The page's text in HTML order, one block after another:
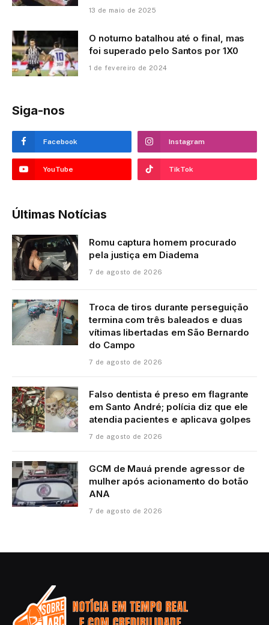
13 de maio de 2025
O noturno batalhou até o final, mas
foi superado pelo Santos por 1X0
1 de fevereiro de 2024
Siga-nos
Facebook Instagram
YouTube TikTok
Últimas Notícias
Romu captura homem procurado
pela justiça em Diadema
7 de agosto de 2026
Troca de tiros durante perseguição
termina com três baleados e duas
vítimas libertadas em São Bernardo
do Campo
7 de agosto de 2026
Falso dentista é preso em flagrante
em Santo André; polícia diz que ele
atendia pacientes e aplicava golpes
7 de agosto de 2026
GCM de Mauá prende agressor de
mulher após acionamento do botão
ANA
7 de agosto de 2026